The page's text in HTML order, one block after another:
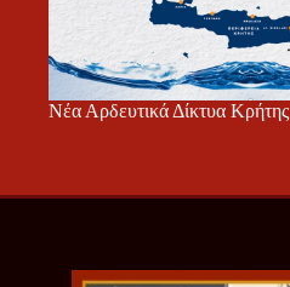
Νέα Αρδευτικά Δίκτυα Κρήτης